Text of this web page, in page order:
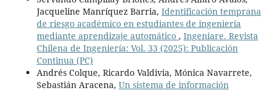
Jacqueline Manríquez Barria, Identificación temprana
de riesgo académico en estudiantes de ingeniería
mediante aprendizaje automático , Ingeniare. Revista
Chilena de Ingeniería: Vol. 33 (2025): Publicación
Continua (PC)
Andrés Colque, Ricardo Valdivia, Mónica Navarrete,
Sebastián Aracena, Un sistema de información